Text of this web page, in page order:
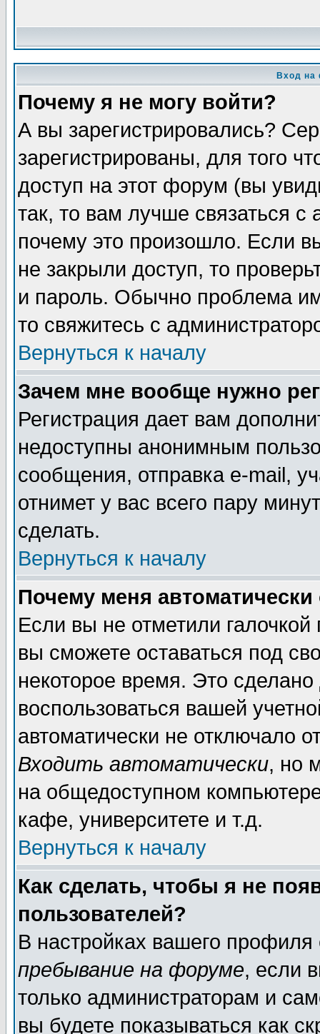
Вход на
Почему я не могу войти?
А вы зарегистрировались?
зарегистрированы, для того
доступ на этот форум (вы
так, то вам лучше связаться
почему это произошло. Если
не закрыли доступ, то
и пароль. Обычно проблема
то свяжитесь с
Вернуться к началу
Зачем мне вообще нужно
Регистрация дает вам
недоступны анонимным
сообщения, отправка e-mail,
отнимет у вас всего пару
сделать.
Вернуться к началу
Почему меня автоматически
Если вы не отметили галочкой
вы сможете оставаться под
некоторое время. Это
воспользоваться вашей
автоматически не отключало
Входить автоматически, но
на общедоступном
кафе, университете и т.д.
Вернуться к началу
Как сделать, чтобы я не
пользователей?
В настройках вашего
пребывание на форуме, если
только администраторам и
вы будете показываться как